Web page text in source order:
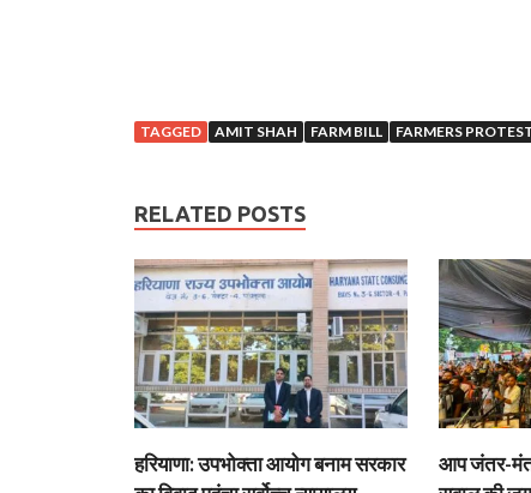
TAGGED AMIT SHAH FARM BILL FARMERS
RELATED POSTS
हरियाणा: उपभोक्ता आयोग बनाम सरकार
आप जंतर-